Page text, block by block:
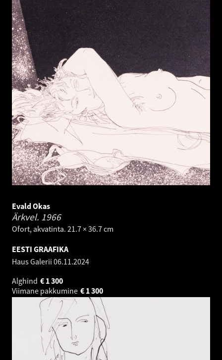
Evald Okas
Ärkvel. 1966
Ofort, akvatinta. 21.7 × 36.7 cm
EESTI GRAAFIKA
Haus Galerii 06.11.2024
Alghind
1 300
€
Viimane pakkumine
1 300
€